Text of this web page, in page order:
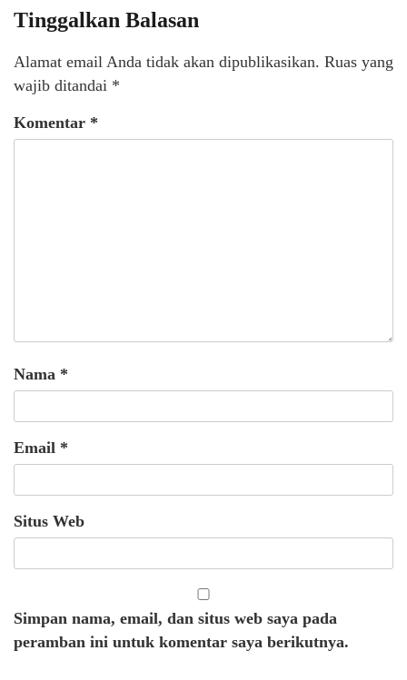
Tinggalkan Balasan
Alamat email Anda tidak akan dipublikasikan. Ruas yang
wajib ditandai *
Komentar *
Nama *
Email *
Situs Web
Simpan nama, email, dan situs web saya pada
peramban ini untuk komentar saya berikutnya.